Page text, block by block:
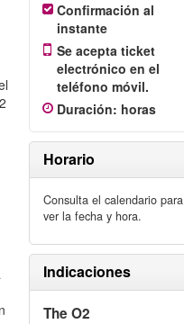
Confirmación al
instante
Se acepta ticket
electrónico en el
teléfono móvil.
Duración: horas
Horario
Consulta el calendario para
ver la fecha y hora.
Indicaciones
The O2